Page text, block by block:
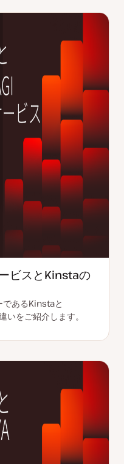
ビスとKinstaの
あるKinstaと
いをご紹介します。